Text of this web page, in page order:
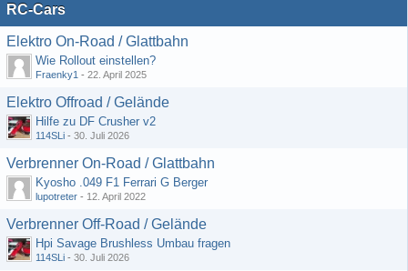
RC-Cars
Elektro On-Road / Glattbahn
Wie Rollout einstellen?
Fraenky1 - 22. April 2025
Elektro Offroad / Gelände
Hilfe zu DF Crusher v2
114SLi - 30. Juli 2026
Verbrenner On-Road / Glattbahn
Kyosho .049 F1 Ferrari G Berger
lupotreter - 12. April 2022
Verbrenner Off-Road / Gelände
Hpi Savage Brushless Umbau fragen
114SLi - 30. Juli 2026